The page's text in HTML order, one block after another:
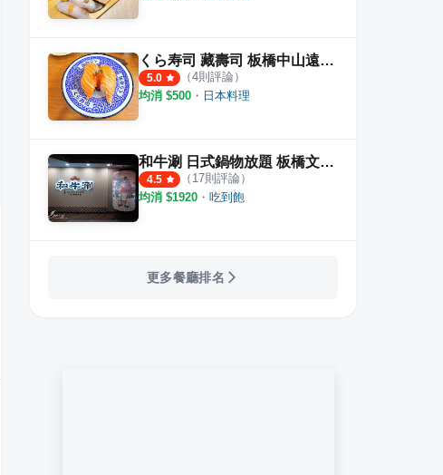
くら寿司 藏壽司 板橋中山遠百店
5.0 （4則評論）
均消 $500 ・ 日本料理
和牛涮 日式鍋物放題 板橋文化店
4.5 （ 17則評論）
均消 $1920 ・ 吃到飽
更多餐廳排名